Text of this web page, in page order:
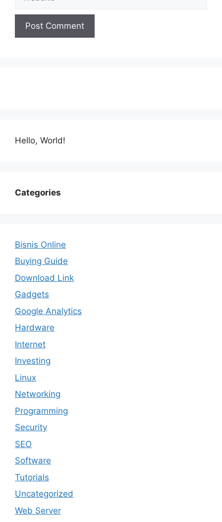
Hello, World!
Categories
Bisnis Online
Buying Guide
Download Link
Gadgets
Google Analytics
Hardware
Internet
Investing
Linux
Networking
Programming
Security
SEO
Software
Tutorials
Uncategorized
Web Server